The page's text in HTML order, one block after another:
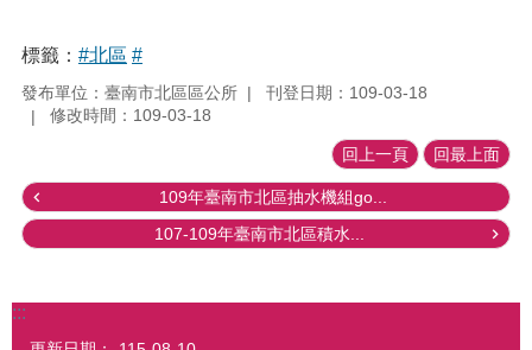
標籤： #北區 #
發布單位：臺南市北區區公所
刊登日期：109-03-18
修改時間：109-03-18
回上一頁 回最上面
109年臺南市北區抽水機組go...
107-109年臺南市北區積水...
:::